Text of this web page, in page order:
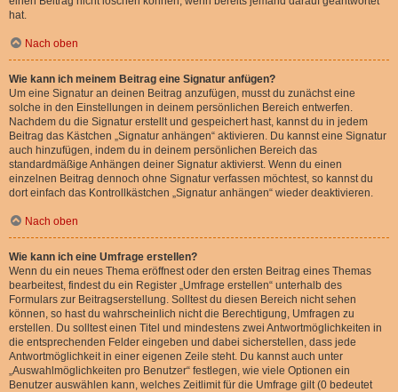
hat.
Nach oben
Wie kann ich meinem Beitrag eine Signatur anfügen?
Um eine Signatur an deinen Beitrag anzufügen, musst du zunächst eine
solche in den Einstellungen in deinem persönlichen Bereich entwerfen.
Nachdem du die Signatur erstellt und gespeichert hast, kannst du in jedem
Beitrag das Kästchen „Signatur anhängen“ aktivieren. Du kannst eine Signatur
auch hinzufügen, indem du in deinem persönlichen Bereich das
standardmäßige Anhängen deiner Signatur aktivierst. Wenn du einen
einzelnen Beitrag dennoch ohne Signatur verfassen möchtest, so kannst du
dort einfach das Kontrollkästchen „Signatur anhängen“ wieder deaktivieren.
Nach oben
Wie kann ich eine Umfrage erstellen?
Wenn du ein neues Thema eröffnest oder den ersten Beitrag eines Themas
bearbeitest, findest du ein Register „Umfrage erstellen“ unterhalb des
Formulars zur Beitragserstellung. Solltest du diesen Bereich nicht sehen
können, so hast du wahrscheinlich nicht die Berechtigung, Umfragen zu
erstellen. Du solltest einen Titel und mindestens zwei Antwortmöglichkeiten in
die entsprechenden Felder eingeben und dabei sicherstellen, dass jede
Antwortmöglichkeit in einer eigenen Zeile steht. Du kannst auch unter
„Auswahlmöglichkeiten pro Benutzer“ festlegen, wie viele Optionen ein
Benutzer auswählen kann, welches Zeitlimit für die Umfrage gilt (0 bedeutet